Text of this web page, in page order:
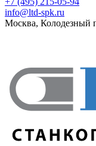
info@ltd-spk.ru
Москва, Колодезный